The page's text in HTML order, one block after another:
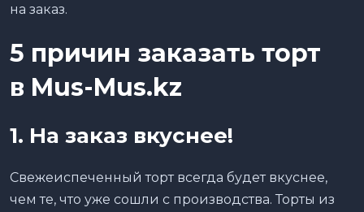
на заказ.
5 причин заказать торт
в Mus-Mus.kz
1. На заказ вкуснее!
Свежеиспеченный торт всегда будет вкуснее,
чем те, что уже сошли с производства. Торты из